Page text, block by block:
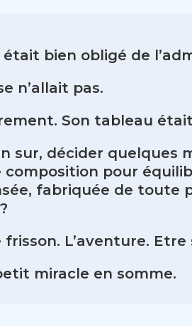
bien obligé de
n’allait pas.
Son tableau
sur, décider quelques
composition pour
fabriquée de toute
L’aventure.
miracle en somme.